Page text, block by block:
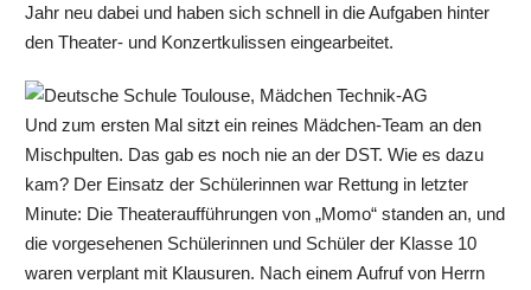
Jahr neu dabei und haben sich schnell in die Aufgaben hinter
den Theater- und Konzertkulissen eingearbeitet.
Und zum ersten Mal sitzt ein reines Mädchen-Team an den
Mischpulten. Das gab es noch nie an der DST. Wie es dazu
kam? Der Einsatz der Schülerinnen war Rettung in letzter
Minute: Die Theateraufführungen von „Momo“ standen an, und
die vorgesehenen Schülerinnen und Schüler der Klasse 10
waren verplant mit Klausuren. Nach einem Aufruf von Herrn